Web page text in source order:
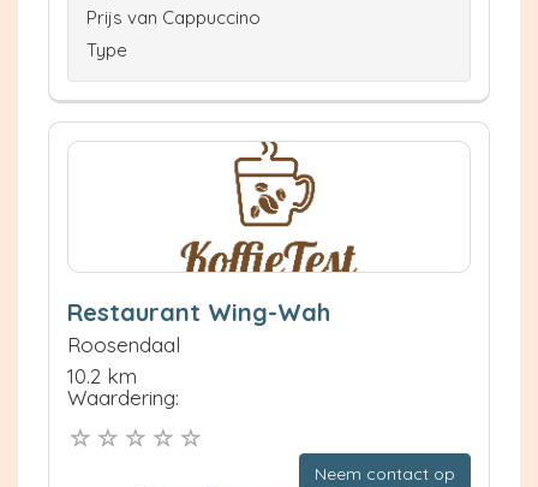
Prijs van Cappuccino
Type
Restaurant Wing-Wah
Roosendaal
10.2 km
Waardering:
Neem contact op